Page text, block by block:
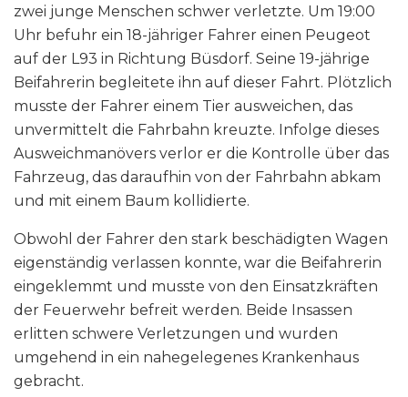
zwei junge Menschen schwer verletzte. Um 19:00
Uhr befuhr ein 18-jähriger Fahrer einen Peugeot
auf der L93 in Richtung Büsdorf. Seine 19-jährige
Beifahrerin begleitete ihn auf dieser Fahrt. Plötzlich
musste der Fahrer einem Tier ausweichen, das
unvermittelt die Fahrbahn kreuzte. Infolge dieses
Ausweichmanövers verlor er die Kontrolle über das
Fahrzeug, das daraufhin von der Fahrbahn abkam
und mit einem Baum kollidierte.
Obwohl der Fahrer den stark beschädigten Wagen
eigenständig verlassen konnte, war die Beifahrerin
eingeklemmt und musste von den Einsatzkräften
der Feuerwehr befreit werden. Beide Insassen
erlitten schwere Verletzungen und wurden
umgehend in ein nahegelegenes Krankenhaus
gebracht.